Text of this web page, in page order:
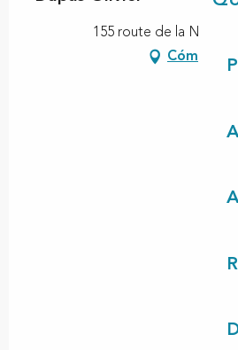
155 route de la Nasse,
Cómo